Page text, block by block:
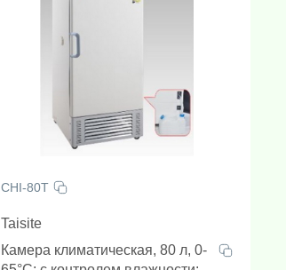
CHI-80T
Taisite
Камера климатическая, 80 л, 0-